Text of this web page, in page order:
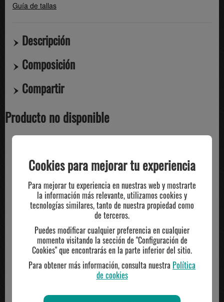
Guía de tallas
Descripción
Composición
Compartir
Producto no disponible
TE PUEDE INTERESAR
Cookies para mejorar tu experiencia
Para mejorar tu experiencia en nuestras web y mostrarte
la información más relevante, utilizamos cookies y
tecnologías similares, tanto de nuestra propiedad como
de terceros.
Puedes modificar cualquier preferencia en cualquier
momento visitando la sección de "Configuración de
Cookies" que encontrarás en la parte inferior del sitio.
Para obtener más información, consulta nuestra Política
de cookies